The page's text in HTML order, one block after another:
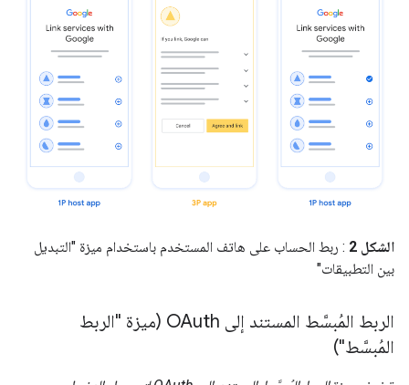
الشكل 2
: ربط الحساب على هاتف المستخدم باستخدام ميزة "التبديل
بين التطبيقات"
الربط المُبسَّط المستند إلى OAuth (ميزة "الربط
المُبسَّط")